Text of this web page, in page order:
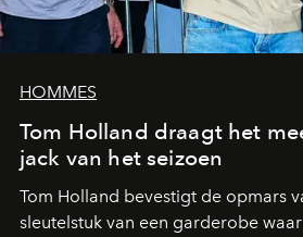
HOMMES
Tom Holland draagt het
jack van het seizoen
Tom Holland bevestigt de opmars
sleutelstuk van een garderobe